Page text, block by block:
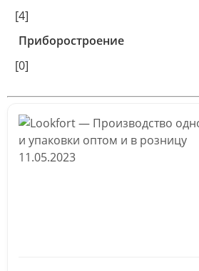
[4]
Приборостроение
[0]
11.05.2023